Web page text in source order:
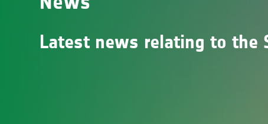
Latest news relating to the